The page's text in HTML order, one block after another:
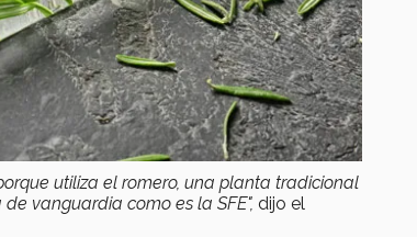
utiliza el romero, una planta tradicional
vanguardia como es la SFE", dijo el